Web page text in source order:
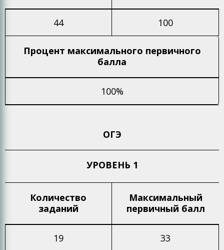
44 100
Процент максимального первичного
балла
100%
ОГЭ
УРОВЕНЬ 1
Количество
заданий
Максимальный
первичный балл
19 33